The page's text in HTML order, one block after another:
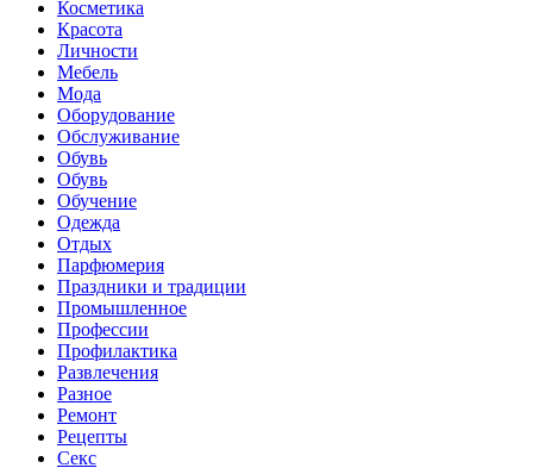
Косметика
Красота
Личности
Мебель
Мода
Оборудование
Обслуживание
Обувь
Обувь
Обучение
Одежда
Отдых
Парфюмерия
Праздники и традиции
Промышленное
Профессии
Профилактика
Развлечения
Разное
Ремонт
Рецепты
Секс